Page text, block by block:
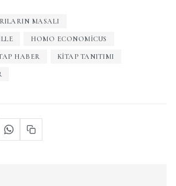
MASALI
HOMO ECONOMICUS
HABER KITAP TANITIMI